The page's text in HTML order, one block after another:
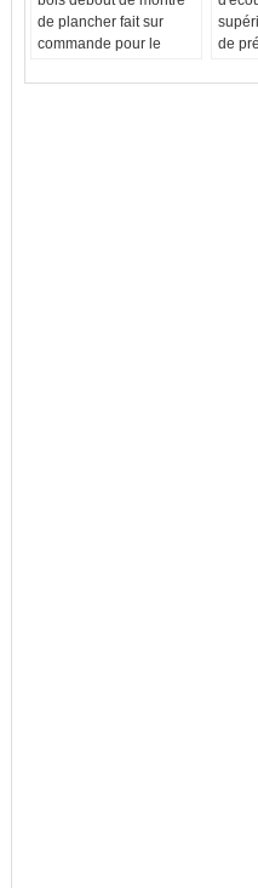
de plancher fait sur
commande pour le
magasin de détail
de